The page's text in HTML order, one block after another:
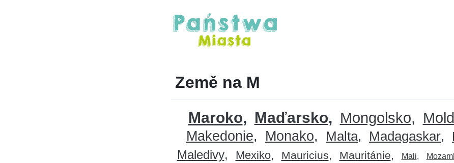
Země na M
Maroko Maďarsko Mongolsko
Makedonie Monako Malta Madagaskar
Maledivy
Mexiko Mauricius Mauritánie Mali